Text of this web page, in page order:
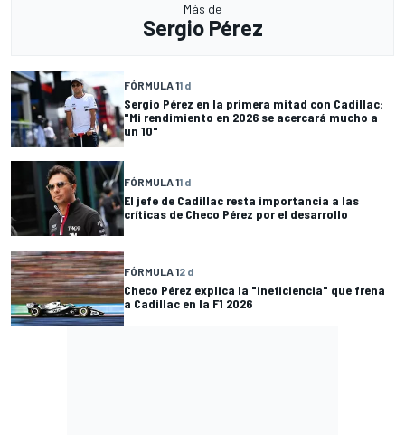
Más de
Sergio Pérez
FÓRMULA 11 d
Sergio Pérez en la primera mitad con Cadillac:
"Mi rendimiento en 2026 se acercará mucho a
un 10"
FÓRMULA 11 d
El jefe de Cadillac resta importancia a las
críticas de Checo Pérez por el desarrollo
FÓRMULA 12 d
Checo Pérez explica la "ineficiencia" que frena
a Cadillac en la F1 2026